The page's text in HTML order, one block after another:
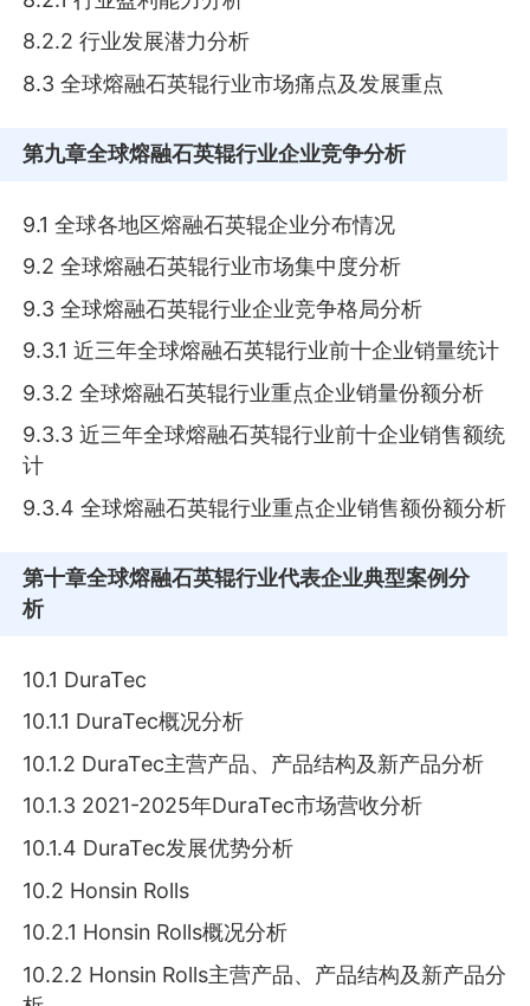
8.2.2 行业发展潜力分析
8.3 全球熔融石英辊行业市场痛点及发展重点
第九章全球熔融石英辊行业企业竞争分析
9.1 全球各地区熔融石英辊企业分布情况
9.2 全球熔融石英辊行业市场集中度分析
9.3 全球熔融石英辊行业企业竞争格局分析
9.3.1 近三年全球熔融石英辊行业前十企业销量统计
9.3.2 全球熔融石英辊行业重点企业销量份额分析
9.3.3 近三年全球熔融石英辊行业前十企业销售额统
计
9.3.4 全球熔融石英辊行业重点企业销售额份额分析
第十章全球熔融石英辊行业代表企业典型案例分
析
10.1 DuraTec
10.1.1 DuraTec概况分析
10.1.2 DuraTec主营产品、产品结构及新产品分析
10.1.3 2021-2025年DuraTec市场营收分析
10.1.4 DuraTec发展优势分析
10.2 Honsin Rolls
10.2.1 Honsin Rolls概况分析
10.2.2 Honsin Rolls主营产品、产品结构及新产品分